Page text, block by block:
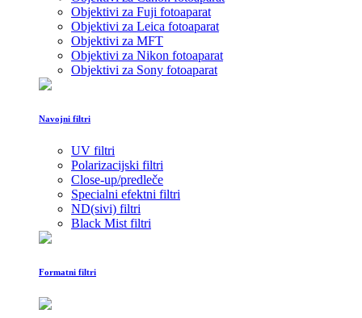
Objektivi za Fuji fotoaparat
Objektivi za Leica fotoaparat
Objektivi za MFT
Objektivi za Nikon fotoaparat
Objektivi za Sony fotoaparat
Navojni filtri
UV filtri
Polarizacijski filtri
Close-up/predleče
Specialni efektni filtri
ND(sivi) filtri
Black Mist filtri
Formatni filtri